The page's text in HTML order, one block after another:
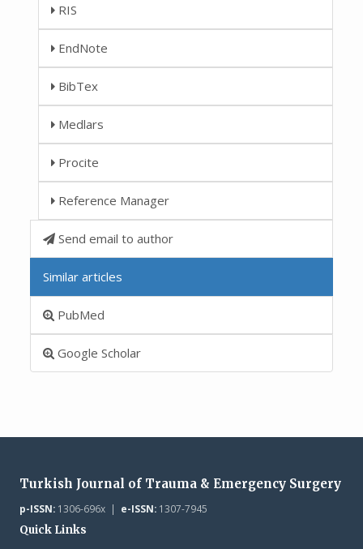
RIS
EndNote
BibTex
Medlars
Procite
Reference Manager
Send email to author
Similar articles
PubMed
Google Scholar
Turkish Journal of Trauma & Emergency Surgery
p-ISSN:1306-696x | e-ISSN:1307-7945
Quick Links